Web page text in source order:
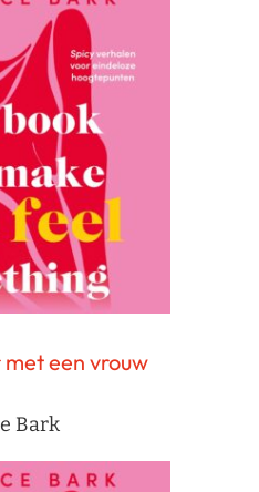
een vrouw
Bark